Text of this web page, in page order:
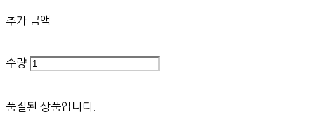
추가 금액
수량
품절된 상품입니다.